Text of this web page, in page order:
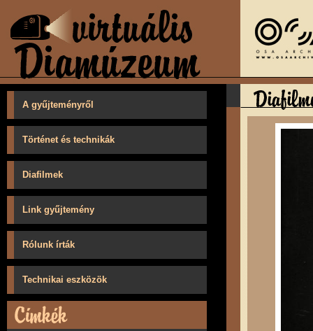
A gyűjteményről
Történet és technikák
Diafilmek
Link gyűjtemény
Rólunk írták
Technikai eszközök